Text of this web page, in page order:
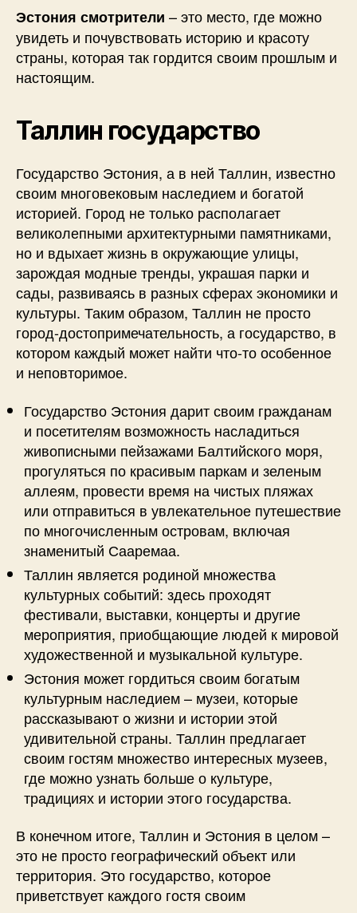
Эстония смотрители – это место, где можно
увидеть и почувствовать историю и красоту
страны, которая так гордится своим прошлым и
настоящим.
Таллин государство
Государство Эстония, а в ней Таллин, известно
своим многовековым наследием и богатой
историей. Город не только располагает
великолепными архитектурными памятниками,
но и вдыхает жизнь в окружающие улицы,
зарождая модные тренды, украшая парки и
сады, развиваясь в разных сферах экономики и
культуры. Таким образом, Таллин не просто
город-достопримечательность, а государство, в
котором каждый может найти что-то особенное
и неповторимое.
Государство Эстония дарит своим гражданам
и посетителям возможность насладиться
живописными пейзажами Балтийского моря,
прогуляться по красивым паркам и зеленым
аллеям, провести время на чистых пляжах
или отправиться в увлекательное путешествие
по многочисленным островам, включая
знаменитый Сааремаа.
Таллин является родиной множества
культурных событий: здесь проходят
фестивали, выставки, концерты и другие
мероприятия, приобщающие людей к мировой
художественной и музыкальной культуре.
Эстония может гордиться своим богатым
культурным наследием – музеи, которые
рассказывают о жизни и истории этой
удивительной страны. Таллин предлагает
своим гостям множество интересных музеев,
где можно узнать больше о культуре,
традициях и истории этого государства.
В конечном итоге, Таллин и Эстония в целом –
это не просто географический объект или
территория. Это государство, которое
приветствует каждого гостя своим